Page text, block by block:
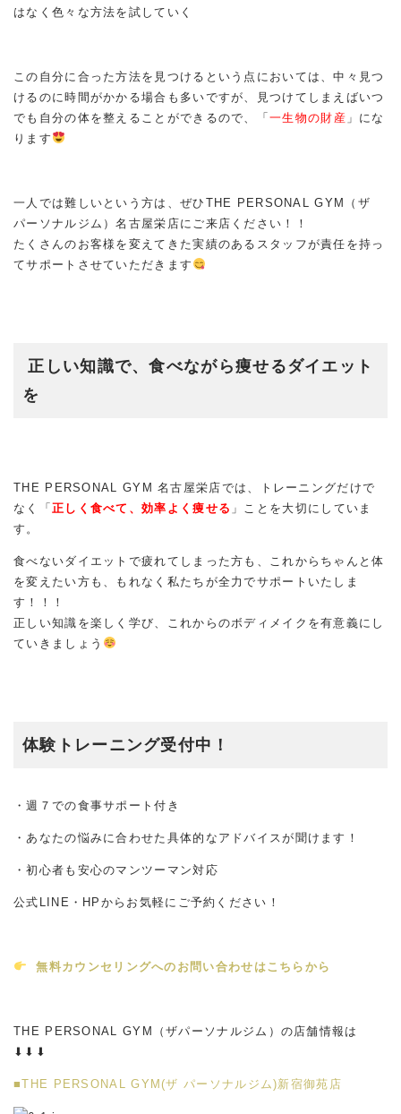
はなく色々な方法を試していく
この自分に合った方法を見つけるという点においては、中々見つ
けるのに時間がかかる場合も多いですが、見つけてしまえばいつ
でも自分の体を整えることができるので、「一生物の財産 」にな
ります
一人では難しいという方は、ぜひTHE PERSONAL GYM（ザ
パーソナルジム）名古屋栄店にご来店ください！！
たくさんのお客様を変えてきた実績のあるスタッフが責任を持っ
てサポートさせていただきます
正しい知識で、食べながら痩せるダイエット
を
THE PERSONAL GYM 名古屋栄店では、トレーニングだけで
なく「 正しく食べて、効率よく痩せる 」ことを大切にしていま
す。
食べないダイエットで疲れてしまった方も、これからちゃんと体
を変えたい方も、もれなく私たちが全力でサポートいたしま
す！！！
正しい知識を楽しく学び、これからのボディメイクを有意義にし
ていきましょう
体験トレーニング受付中！
・週７での食事サポート付き
・あなたの悩みに合わせた具体的なアドバイスが聞けます！
・初心者も安心のマンツーマン対応
公式LINE・HPからお気軽にご予約ください！
無料カウンセリングへのお問い合わせはこちらから
THE PERSONAL GYM（ザパーソナルジム）の店舗情報は
⬇︎⬇︎⬇︎
■THE PERSONAL GYM(ザ パーソナルジム)新宿御苑店